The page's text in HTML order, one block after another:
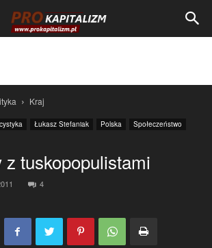
Kraj
Łukasz Stefaniak Polska
Społeczeństwo
z tuskopopulistami
4